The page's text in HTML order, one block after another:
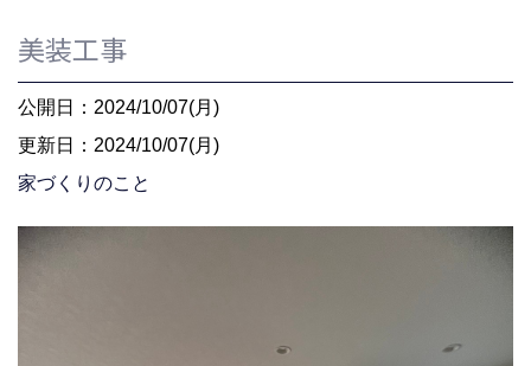
美装工事
公開日：2024/10/07(月)
更新日：2024/10/07(月)
家づくりのこと